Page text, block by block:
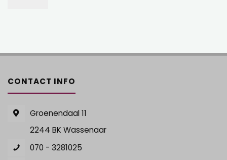
CONTACT INFO
Groenendaal 11
2244 BK Wassenaar
070 - 3281025